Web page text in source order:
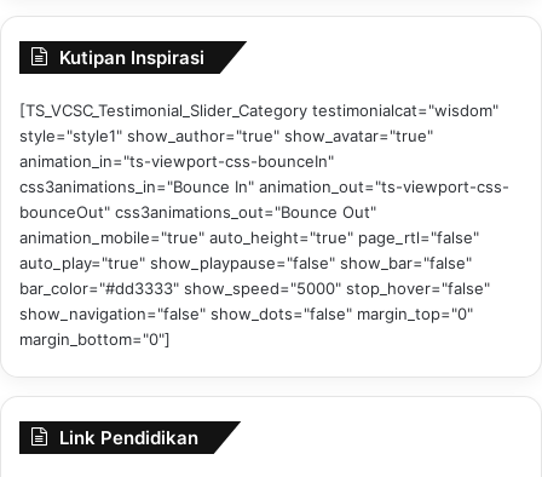
Kutipan Inspirasi
[TS_VCSC_Testimonial_Slider_Category testimonialcat="wisdom"
style="style1" show_author="true" show_avatar="true"
animation_in="ts-viewport-css-bounceIn"
css3animations_in="Bounce In" animation_out="ts-viewport-css-
bounceOut" css3animations_out="Bounce Out"
animation_mobile="true" auto_height="true" page_rtl="false"
auto_play="true" show_playpause="false" show_bar="false"
bar_color="#dd3333" show_speed="5000" stop_hover="false"
show_navigation="false" show_dots="false" margin_top="0"
margin_bottom="0"]
Link Pendidikan